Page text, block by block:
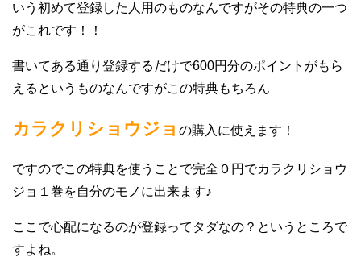
いう初めて登録した人用のものなんですがその特典の一つ
がこれです！！
書いてある通り登録するだけで600円分のポイントがもら
えるというものなんですがこの特典もちろん
カラクリショウジョ の購入に使えます！
ですのでこの特典を使うことで完全０円でカラクリショウ
ジョ１巻を自分のモノに出来ます♪
ここで心配になるのが登録ってタダなの？というところで
すよね。